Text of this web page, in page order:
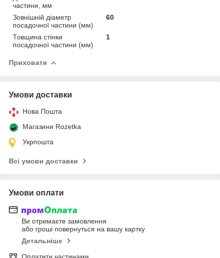
частини, мм
Зовнішній діаметр
посадочної частини (мм)
60
Товщина стінки
посадочної частини (мм)
1
Приховати
Умови доставки
Нова Пошта
Магазини Rozetka
Укрпошта
Всі умови доставки
Умови оплати
Ви отримаєте замовлення
або гроші повернуться на вашу картку
Детальніше